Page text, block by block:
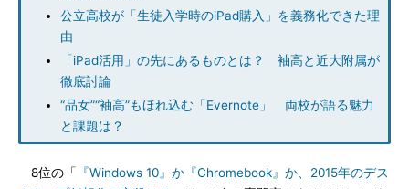
公立高校が「生徒入学時のiPad購入」を義務化できた理
由
「iPad活用」の先にあるものとは？ 袖高と近大附属が
徹底討論
“品女”“袖高”もほれ込む「Evernote」 両校が語る魅力
と課題は？
8位の「
『Windows 10』か『Chromebook』か、2015年のデス